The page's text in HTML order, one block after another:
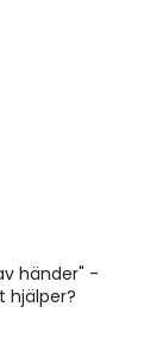
händer" -
hjälper?